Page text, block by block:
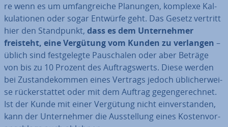
re wenn es um um­fang­rei­che Planungen, komplexe Kal­
ku­la­tio­nen oder sogar Entwürfe geht. Das Gesetz vertritt
hier den Stand­punkt, dass es dem Un­ter­neh­mer
freisteht, eine Vergütung vom Kunden zu verlangen –
üblich sind fest­ge­leg­te Pau­scha­len oder aber Beträge
von bis zu 10 Prozent des Auf­trags­werts. Diese werden
bei Zu­stan­de­kom­men eines Vertrags jedoch üb­li­cher­wei­
se rück­erstat­tet oder mit dem Auftrag ge­gen­ge­rech­net.
Ist der Kunde mit einer Vergütung nicht ein­ver­stan­den,
kann der Un­ter­neh­mer die Aus­stel­lung eines Kos­ten­vor­